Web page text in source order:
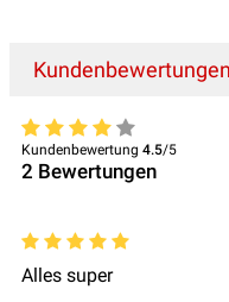
Kundenbewertung 4.5/5
2 Bewertungen
Alles super